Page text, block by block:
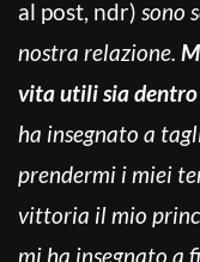
al post, ndr) sono
nostra relazione.
vita utili sia
ha insegnato a
prendermi i miei
vittoria il mio
mi ha insegnato a